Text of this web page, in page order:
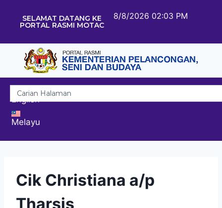
SELAMAT DATANG KE
PORTAL RASMI MOTAC
8/8/2026 02:03 PM
English
Melayu
Cik Christiana a/p
Tharsis